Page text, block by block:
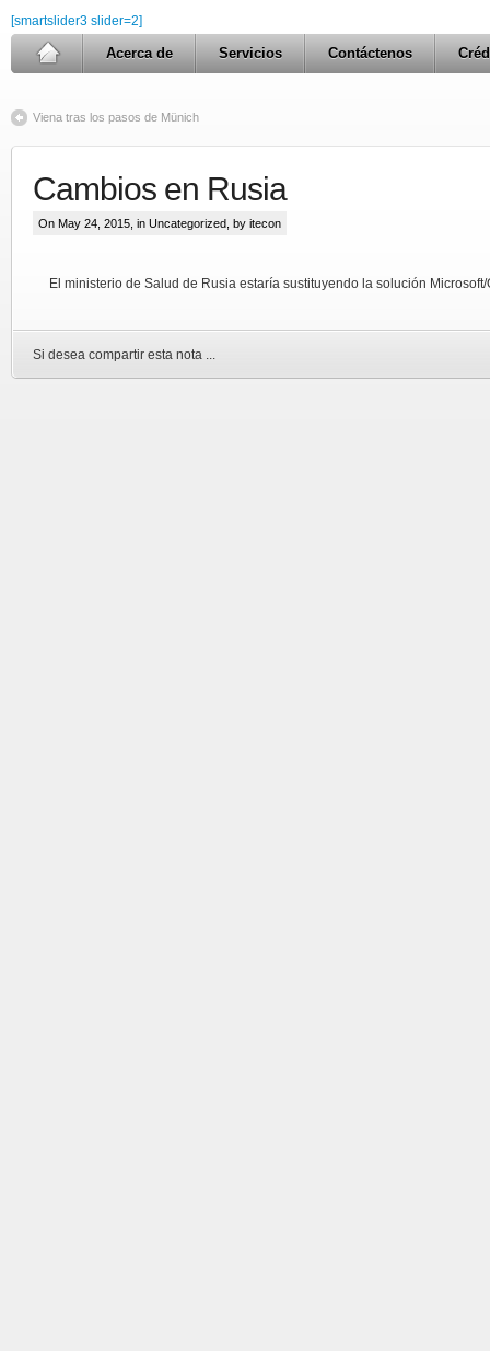
[smartslider3 slider=2]
Acerca de Servicios Contáctenos
Viena tras los pasos de Münich
Cambios en Rusia
On May 24, 2015, in Uncategorized , by itecon
El ministerio de Salud de Rusia estaría sustituyendo la solución
Si desea compartir esta nota ...